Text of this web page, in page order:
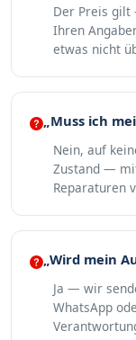
Der Preis gilt
Ihren
etwas nicht
„Muss ich
Nein, auf
Zustand —
Reparaturen
„Wird mein
Ja — wir
WhatsApp